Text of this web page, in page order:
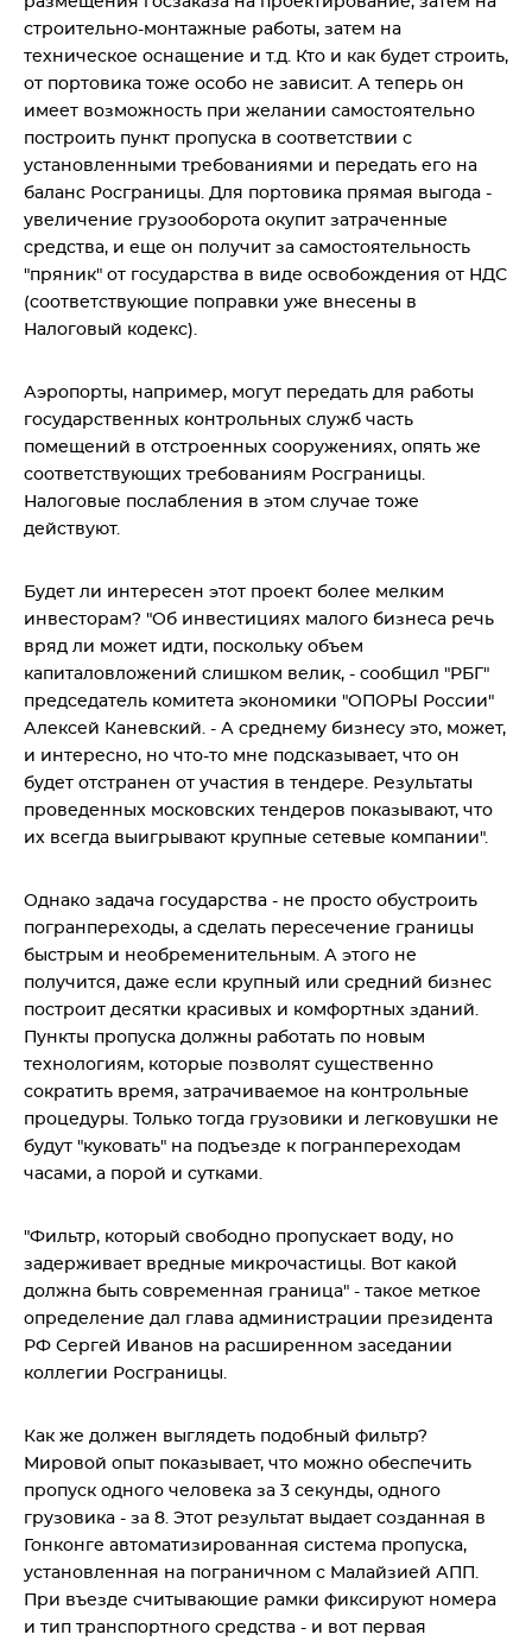
строительно-монтажные работы, затем на
техническое оснащение и т.д. Кто и как будет строить,
от портовика тоже особо не зависит. А теперь он
имеет возможность при желании самостоятельно
построить пункт пропуска в соответствии с
установленными требованиями и передать его на
баланс Росграницы. Для портовика прямая выгода -
увеличение грузооборота окупит затраченные
средства, и еще он получит за самостоятельность
"пряник" от государства в виде освобождения от НДС
(соответствующие поправки уже внесены в
Налоговый кодекс).
Аэропорты, например, могут передать для работы
государственных контрольных служб часть
помещений в отстроенных сооружениях, опять же
соответствующих требованиям Росграницы.
Налоговые послабления в этом случае тоже
действуют.
Будет ли интересен этот проект более мелким
инвесторам? "Об инвестициях малого бизнеса речь
вряд ли может идти, поскольку объем
капиталовложений слишком велик, - сообщил "РБГ"
председатель комитета экономики "ОПОРЫ России"
Алексей Каневский. - А среднему бизнесу это, может,
и интересно, но что-то мне подсказывает, что он
будет отстранен от участия в тендере. Результаты
проведенных московских тендеров показывают, что
их всегда выигрывают крупные сетевые компании".
Однако задача государства - не просто обустроить
погранпереходы, а сделать пересечение границы
быстрым и необременительным. А этого не
получится, даже если крупный или средний бизнес
построит десятки красивых и комфортных зданий.
Пункты пропуска должны работать по новым
технологиям, которые позволят существенно
сократить время, затрачиваемое на контрольные
процедуры. Только тогда грузовики и легковушки не
будут "куковать" на подъезде к погранпереходам
часами, а порой и сутками.
"Фильтр, который свободно пропускает воду, но
задерживает вредные микрочастицы. Вот какой
должна быть современная граница" - такое меткое
определение дал глава администрации президента
РФ Сергей Иванов на расширенном заседании
коллегии Росграницы.
Как же должен выглядеть подобный фильтр?
Мировой опыт показывает, что можно обеспечить
пропуск одного человека за 3 секунды, одного
грузовика - за 8. Этот результат выдает созданная в
Гонконге автоматизированная система пропуска,
установленная на пограничном с Малайзией АПП.
При въезде считывающие рамки фиксируют номера
и тип транспортного средства - и вот первая